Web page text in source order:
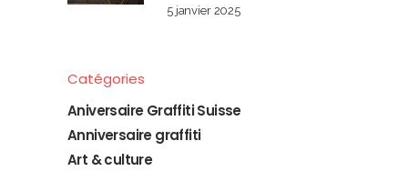
5 janvier 2025
Catégories
Aniversaire Graffiti Suisse
Anniversaire graffiti
Art & culture